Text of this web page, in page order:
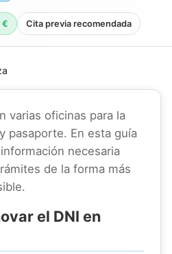
€ Cita previa recomendada
varias oficinas para la
pasaporte. En esta guía
necesaria
de la forma más
el DNI en